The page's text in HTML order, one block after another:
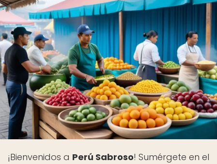
¡Bienvenidos a Perú Sabroso! Sumérgete en el